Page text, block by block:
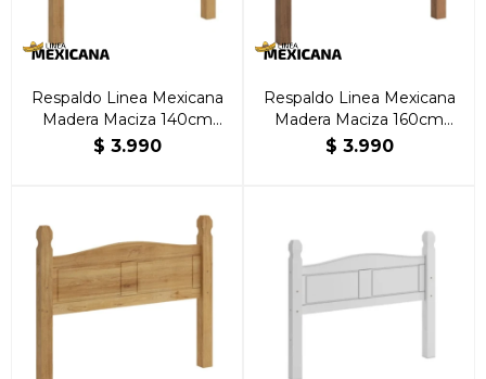
Respaldo Linea Mexicana
Madera Maciza 140cm
Natural
$ 3.990
Respaldo Linea Mexicana
Madera Maciza 160cm
Oscuro
$ 3.990